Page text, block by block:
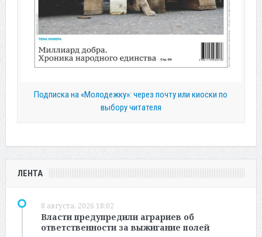
Подписка на «Молодежку»: через почту или киоски по
выбору читателя
ЛЕНТА
8 августа, 2026 18:02
Власти предупредили аграриев об
ответственности за выжигание полей